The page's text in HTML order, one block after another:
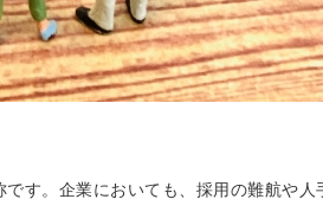
す。企業においても、採用の難航や